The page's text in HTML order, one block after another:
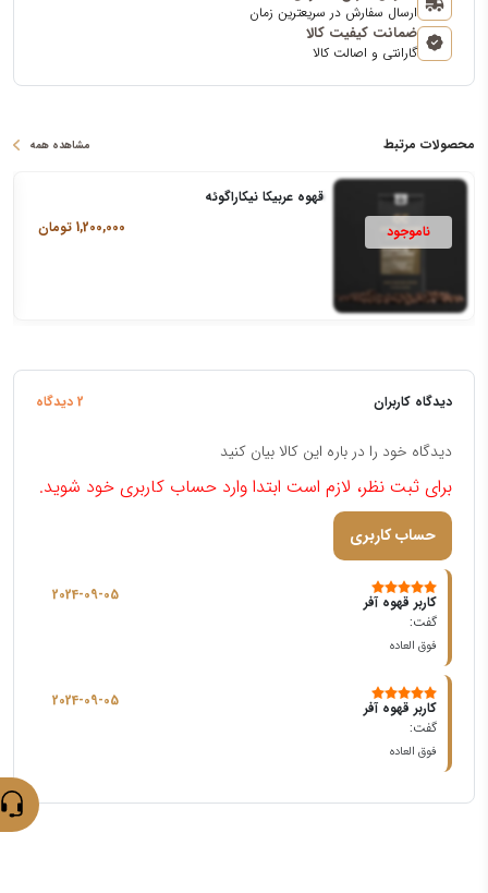
ارسال سفارش در سریعترین زمان
ضمانت کیفیت کالا
گارانتی و اصالت کالا
محصولات مرتبط مشاهده همه
قهوه عربیکا نیکاراگوئه
1,200,000 تومان
دیدگاه کاربران 2 دیدگاه
دیدگاه خود را در باره این کالا بیان کنید
برای ثبت نظر، لازم است ابتدا وارد حساب کاربری خود شوید.
حساب کاربری
کاربر قهوه آفر
گفت:
2024-09-05
فوق العاده
کاربر قهوه آفر
گفت:
2024-09-05
فوق العاده